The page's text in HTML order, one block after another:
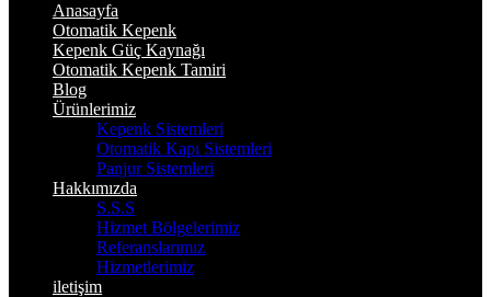
Anasayfa
Otomatik Kepenk
Kepenk Güç Kaynağı
Otomatik Kepenk Tamiri
Blog
Ürünlerimiz
Kepenk Sistemleri
Otomatik Kapı Sistemleri
Panjur Sistemleri
Hakkımızda
S.S.S
Hizmet Bölgelerimiz
Referanslarımız
Hizmetlerimiz
iletişim